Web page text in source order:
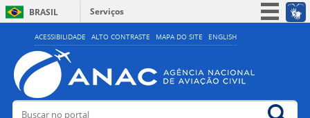
ACESSIBILIDADE ALTO CONTRASTE MAPA DO SITE ENGLISH
BRASIL
Serviços
Simplifique!
Acesso à informação
Legislação
Buscar no portal